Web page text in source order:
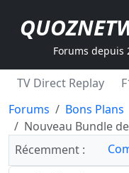
Forums depuis
TV Direct Replay
Forums
Bons Plans
Nouveau Bundle
Récemment :